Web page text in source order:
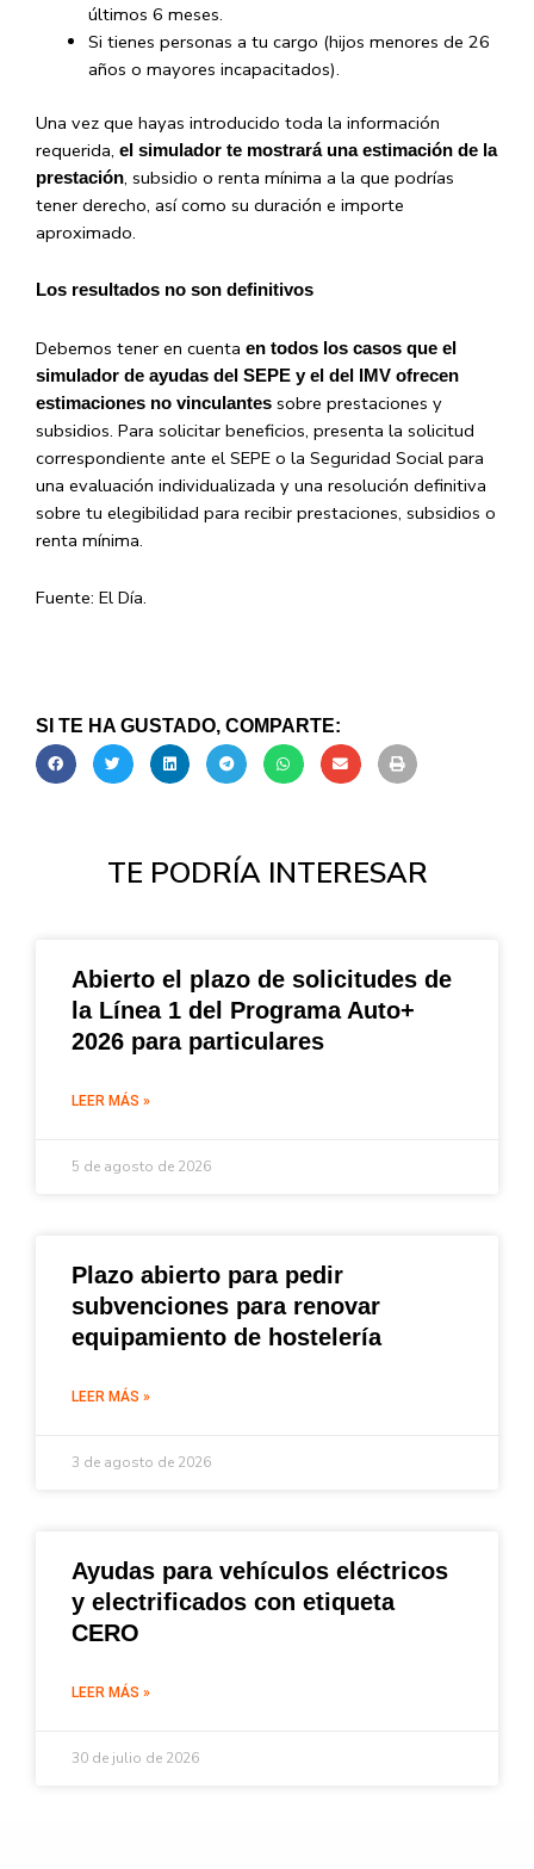
últimos 6 meses.
Si tienes personas a tu cargo (hijos menores de 26
años o mayores incapacitados).
Una vez que hayas introducido toda la información
requerida, el simulador te mostrará una estimación de la
prestación, subsidio o renta mínima a la que podrías
tener derecho, así como su duración e importe
aproximado.
Los resultados no son definitivos
Debemos tener en cuenta en todos los casos que el
simulador de ayudas del SEPE y el del IMV ofrecen
estimaciones no vinculantes sobre prestaciones y
subsidios. Para solicitar beneficios, presenta la solicitud
correspondiente ante el SEPE o la Seguridad Social para
una evaluación individualizada y una resolución definitiva
sobre tu elegibilidad para recibir prestaciones, subsidios o
renta mínima.
Fuente: El Día.
SI TE HA GUSTADO, COMPARTE:
TE PODRÍA INTERESAR
Abierto el plazo de solicitudes de
la Línea 1 del Programa Auto+
2026 para particulares
LEER MÁS »
5 de agosto de 2026
Plazo abierto para pedir
subvenciones para renovar
equipamiento de hostelería
LEER MÁS »
3 de agosto de 2026
Ayudas para vehículos eléctricos
y electrificados con etiqueta
CERO
LEER MÁS »
30 de julio de 2026